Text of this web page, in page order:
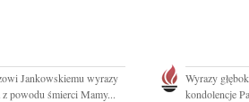
Jankowskiemu wyrazy
z powodu śmierci Mamy...
Wyrazy
kondolencje